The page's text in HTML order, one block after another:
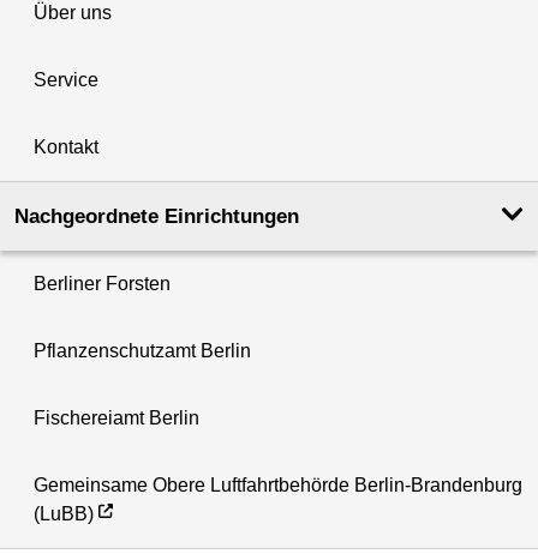
Über uns
Service
Kontakt
Nachgeordnete Einrichtungen
Berliner Forsten
Pflanzenschutzamt Berlin
Fischereiamt Berlin
Gemeinsame Obere Luftfahrtbehörde Berlin-Brandenburg
(LuBB)